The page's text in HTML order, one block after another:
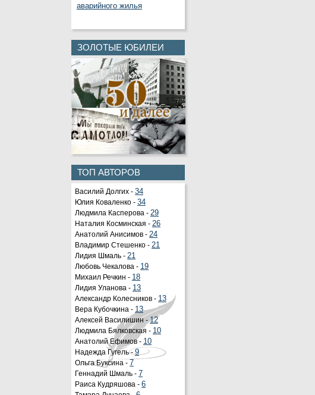
аварийного жилья
ЗОЛОТЫЕ ЮБИЛЕИ
ТОП АВТОРОВ
Василий Долгих - 34
Юлия Коваленко - 34
Людмила Касперова - 29
Наталия Косминская - 26
Анатолий Анисимов - 24
Владимир Стешенко - 21
Лидия Шмаль - 21
Любовь Чекалова - 19
Михаил Речкин - 18
Лидия Уланова - 13
Александр Колесников - 13
Вера Кубочкина - 13
Алексей Василишин -12
Людмила Бялковская - 10
Анатолий Ефимов - 10
Надежда Гугель -9
Ольга Буксина - 7
Геннадий Шмаль - 7
Раиса Кудряшова - 6